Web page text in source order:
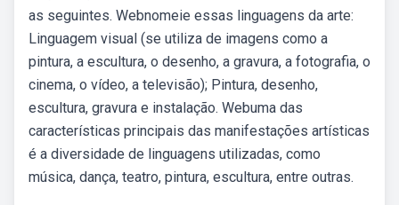
as seguintes. Webnomeie essas linguagens da arte:
Linguagem visual (se utiliza de imagens como a
pintura, a escultura, o desenho, a gravura, a fotografia, o
cinema, o vídeo, a televisão); Pintura, desenho,
escultura, gravura e instalação. Webuma das
características principais das manifestações artísticas
é a diversidade de linguagens utilizadas, como
música, dança, teatro, pintura, escultura, entre outras.